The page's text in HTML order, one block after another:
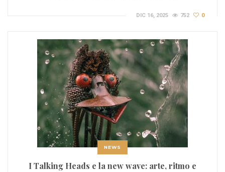
DIC 16, 2025 752 0
NEWS
I Talking Heads e la new wave: arte, ritmo e